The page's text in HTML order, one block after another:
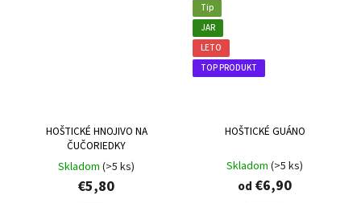
HOŠTICKÉ HNOJIVO NA
ČUČORIEDKY
Skladom (>5 ks)
€5,80
Tip
JAR
LETO
TOP PRODUKT
HOŠTICKÉ GUÁNO
Skladom (>5 ks)
od €6,90